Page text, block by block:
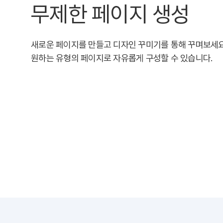
무제한 페이지 생성
새로운 페이지를 만들고 디자인 꾸미기를 통해 꾸며보세
원하는 유형의 페이지로 자유롭게 구성할 수 있습니다.